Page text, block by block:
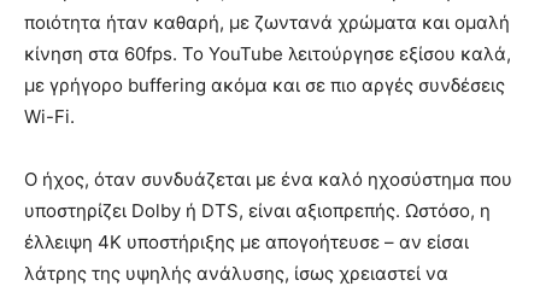
ποιότητα ήταν καθαρή, με ζωντανά χρώματα και ομαλή
κίνηση στα 60fps. Το YouTube λειτούργησε εξίσου καλά,
με γρήγορο buffering ακόμα και σε πιο αργές συνδέσεις
Wi-Fi.
Ο ήχος, όταν συνδυάζεται με ένα καλό ηχοσύστημα που
υποστηρίζει Dolby ή DTS, είναι αξιοπρεπής. Ωστόσο, η
έλλειψη 4K υποστήριξης με απογοήτευσε – αν είσαι
λάτρης της υψηλής ανάλυσης, ίσως χρειαστεί να